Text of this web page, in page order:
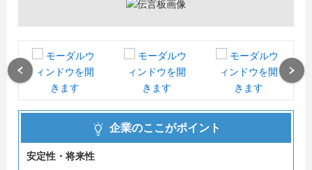
企業のここがポイント
安定性・将来性